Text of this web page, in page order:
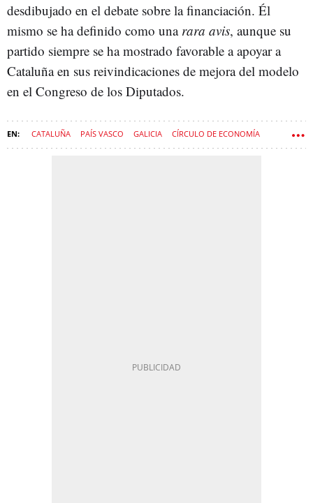
desdibujado en el debate sobre la financiación. Él
mismo se ha definido como una rara avis, aunque su
partido siempre se ha mostrado favorable a apoyar a
Cataluña en sus reivindicaciones de mejora del modelo
en el Congreso de los Diputados.
CATALUÑA PAÍS VASCO GALICIA CÍRCULO DE ECONOMÍA